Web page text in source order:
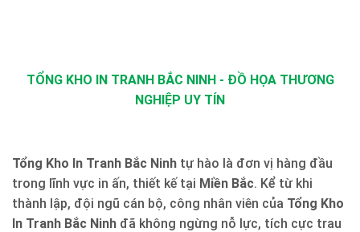
TỔNG KHO IN TRANH BẮC NINH - ĐỒ HỌA THƯƠNG
NGHIỆP UY TÍN
Tổng Kho In Tranh Bắc Ninh tự hào là đơn vị hàng đầu
trong lĩnh vực in ấn, thiết kế tại Miền Bắc. Kể từ khi
thành lập, đội ngũ cán bộ, công nhân viên của Tổng Kho
In Tranh Bắc Ninh đã không ngừng nỗ lực, tích cực trau